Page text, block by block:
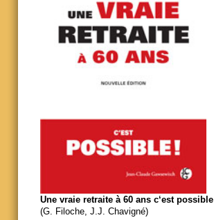
Une vraie retraite à 60 ans c‘est possible
(G. Filoche, J.J. Chavigné)